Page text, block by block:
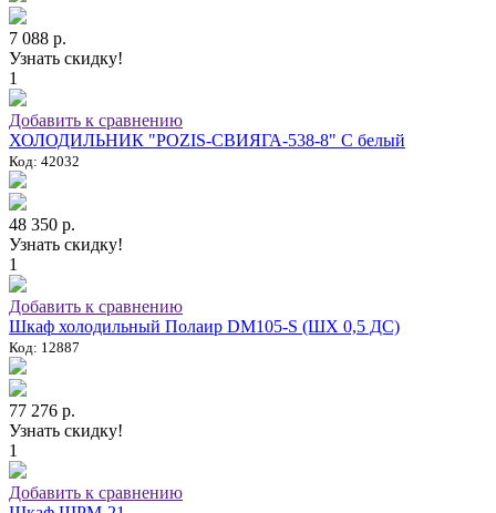
7 088 р.
Узнать скидку!
1
Добавить к сравнению
ХОЛОДИЛЬНИК "POZIS-СВИЯГА-538-8" C белый
Код: 42032
48 350 р.
Узнать скидку!
1
Добавить к сравнению
Шкаф холодильный Полаир DM105-S (ШХ 0,5 ДС)
Код: 12887
77 276 р.
Узнать скидку!
1
Добавить к сравнению